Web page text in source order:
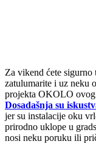
Za vikend ćete sigurno
zatulumarite i uz neku
projekta OKOLO ovog
Dosadašnja su
jer su instalacije oku
prirodno uklope u
nosi neku poruku ili